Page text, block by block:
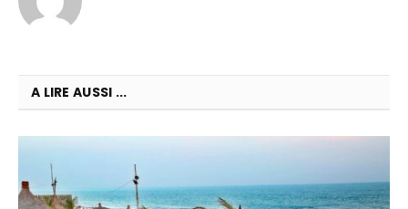
A LIRE AUSSI ...